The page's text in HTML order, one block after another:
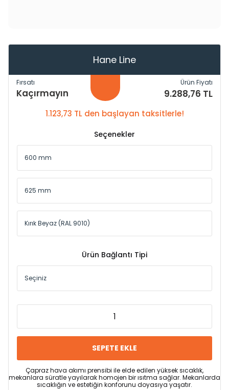
Hane Line
Fırsatı
Kaçırmayın
Ürün Fiyatı
9.288,76 TL
1.123,73 TL den başlayan taksitlerle!
Seçenekler
Ürün Bağlantı Tipi
SEPETE EKLE
Çapraz hava akımı prensibi ile elde edilen yüksek sıcaklık,
mekanlara süratle yayılarak homojen bir ısıtma sağlar. Mekanlarda
sıcaklığın ve estetiğin konforunu doyasıya yaşatır.